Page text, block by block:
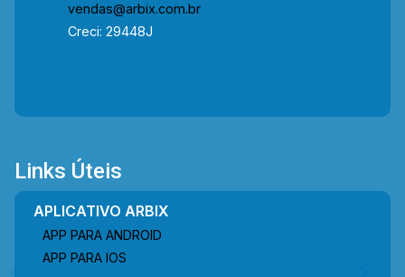
vendas@arbix.com.br
Creci: 29448J
Links Úteis
APLICATIVO ARBIX
APP PARA ANDROID
APP PARA IOS